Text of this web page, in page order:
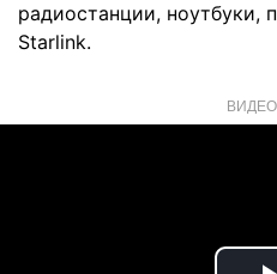
радиостанции, ноутбуки,
Starlink.